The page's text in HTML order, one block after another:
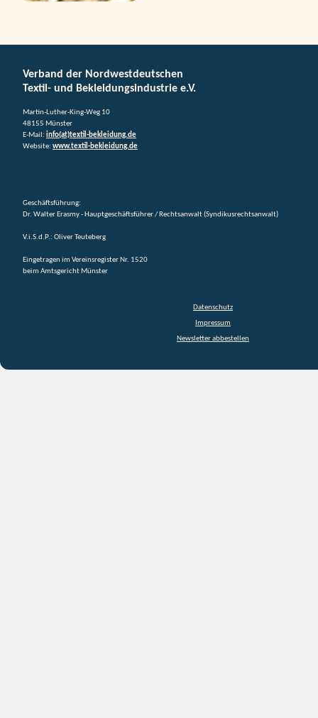
Verband der Nordwestdeutschen
Textil- und Bekleidungsindustrie e.V.
Martin-Luther-King-Weg 10
48155 Münster
E-Mail: info(at)textil-bekleidung.de
Website: www.textil-bekleidung.de
Geschäftsführung:
Dr. Walter Erasmy - Hauptgeschäftsführer / Rechtsanwalt (Syndikusrechtsanwalt)
V.i.S.d.P.: Oliver Teuteberg
Eingetragen im Vereinsregister Nr. 1520
beim Amtsgericht Münster
Datenschutz
Impressum
Newsletter abbestellen